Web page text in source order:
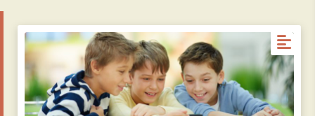
Three boys absorbed in smartphone screen